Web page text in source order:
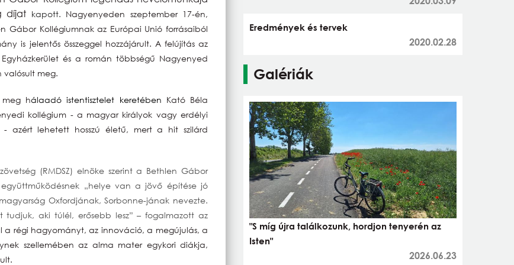
díjat kapott. Nagyenyeden szeptember 17-én,
Gábor Kollégiumnak az Európai Unió forrásaiból
is jelentős összeggel hozzájárult. A felújítás az
és a román többségű Nagyenyed
valósult meg.
meg hálaadó istentisztelet keretében Kató Béla
kollégium - a magyar királyok vagy erdélyi
azért lehetett hosszú életű, mert a hit szilárd
(RMDSZ) elnöke szerint a Bethlen Gábor
„helye van a jövő építése jó
Oxfordjának, Sorbonne-jának nevezte.
tudjuk, aki túlél, erősebb lesz” – fogalmazott az
a régi hagyományt, az innováció, a megújulás, a
szellemében az alma mater egykori diákja,
Eredmények és tervek
2020.02.28
Galériák
"S míg újra találkozunk, hordjon tenyerén az
Isten"
2026.06.23